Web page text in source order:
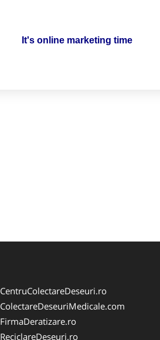
It's online marketing time
CentruColectareDeseuri.ro
ColectareDeseuriMedicale.com
FirmaDeratizare.ro
ReciclareDeseuri.ro